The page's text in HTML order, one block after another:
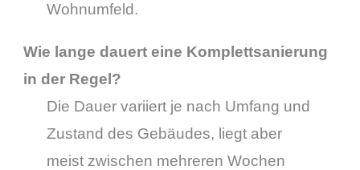
Wohnumfeld.
Wie lange dauert eine Komplettsanierung
in der Regel?
Die Dauer variiert je nach Umfang und
Zustand des Gebäudes, liegt aber
meist zwischen mehreren Wochen